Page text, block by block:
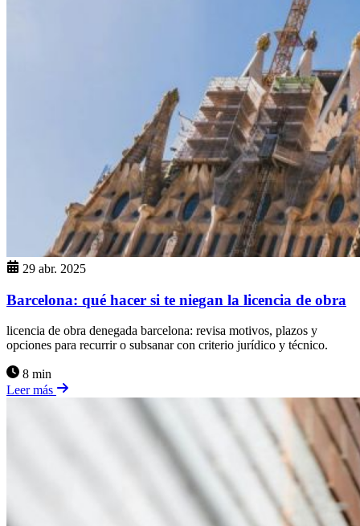
29 abr. 2025
Barcelona: qué hacer si te niegan la licencia de obra
licencia de obra denegada barcelona: revisa motivos, plazos y
opciones para recurrir o subsanar con criterio jurídico y técnico.
8 min
Leer más